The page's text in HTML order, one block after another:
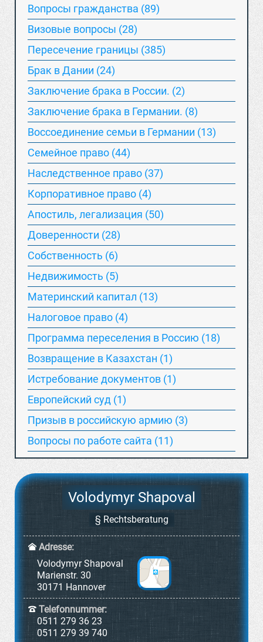
Вопросы гражданства (89)
Визовые вопросы (28)
Пересечение границы (385)
Брак в Дании (24)
Заключение брака в России. (2)
Заключение брака в Германии. (8)
Воссоединение семьи в Германии (13)
Семейное право (44)
Наследственное право (37)
Корпоративное право (4)
Апостиль, легализация (50)
Доверенности (28)
Собственность (6)
Недвижимость (5)
Материнский капитал (13)
Hалоговое право (4)
Программа переселения в Россию (18)
Возвращение в Казахстан (1)
Истребование документов (1)
Европейский суд (1)
Призыв в российскую армию (3)
Вопросы по работе сайта (11)
Volodymyr Shapoval
§ Rechtsberatung
Adresse:
Volodymyr Shapoval
Marienstr. 30
30171 Hannover
Telefonnummer:
0511 279 36 23
0511 279 39 740